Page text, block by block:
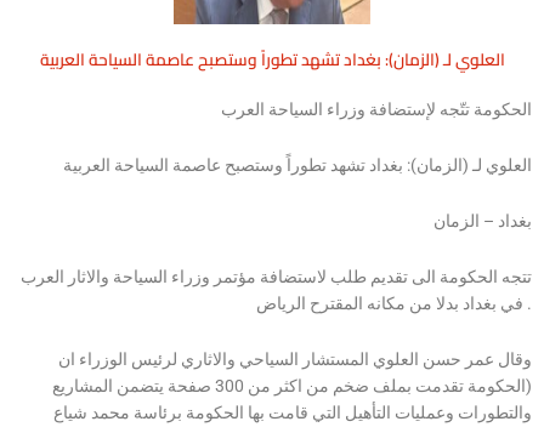
العلوي لـ (الزمان): بغداد تشهد تطوراً وستصبح عاصمة السياحة العربية
الحكومة تتّجه لإستضافة وزراء السياحة العرب
العلوي لـ (الزمان): بغداد تشهد تطوراً وستصبح عاصمة السياحة العربية
بغداد – الزمان
تتجه الحكومة الى تقديم طلب لاستضافة مؤتمر وزراء السياحة والاثار العرب
في بغداد بدلا من مكانه المقترح الرياض .
وقال عمر حسن العلوي المستشار السياحي والاثاري لرئيس الوزراء ان
(الحكومة تقدمت بملف ضخم من اكثر من 300 صفحة يتضمن المشاريع
والتطورات وعمليات التأهيل التي قامت بها الحكومة برئاسة محمد شياع